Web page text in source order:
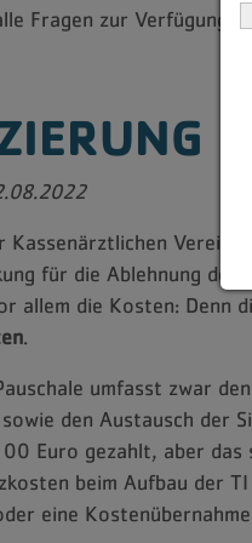
Fragen zur Verfügung.
Kassenärztlichen
für die Ablehnung
allem die Kosten: Denn
.
umfasst zwar
den Austausch der
Euro gezahlt, aber das
beim Aufbau der
eine